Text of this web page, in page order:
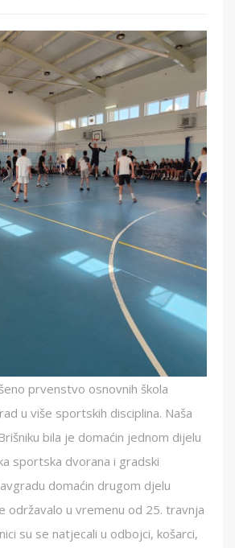
prvenstvo osnovnih škola
u više sportskih disciplina. Naša
bila je domaćin jednom dijelu
sportska dvorana i gradski
domaćin drugom djelu
održavalo u vremenu od 25. travnja
su se natjecali u odbojci, košarci,